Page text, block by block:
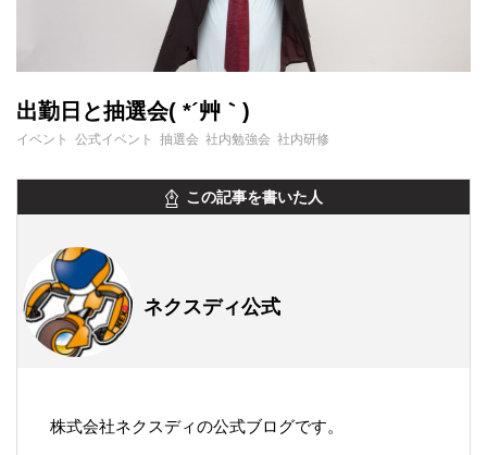
出勤日と抽選会( *´艸｀)
イベント 公式イベント 抽選会 社内勉強会 社内研修
この記事を書いた人
ネクスディ公式
株式会社ネクスディの公式ブログです。